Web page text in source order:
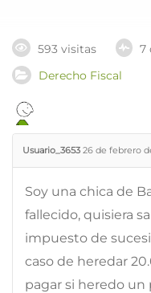
593 visitas
7
Derecho Fiscal
Usuario_3653 26 de febrero
Soy una chica de
fallecido, quisiera
impuesto de
caso de heredar
pagar si heredo